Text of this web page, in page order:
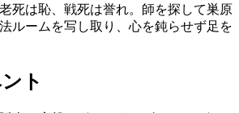
死は恥、戦死は誉れ。師を探して巣原
ルームを写し取り、心を鈍らせず足を
ト